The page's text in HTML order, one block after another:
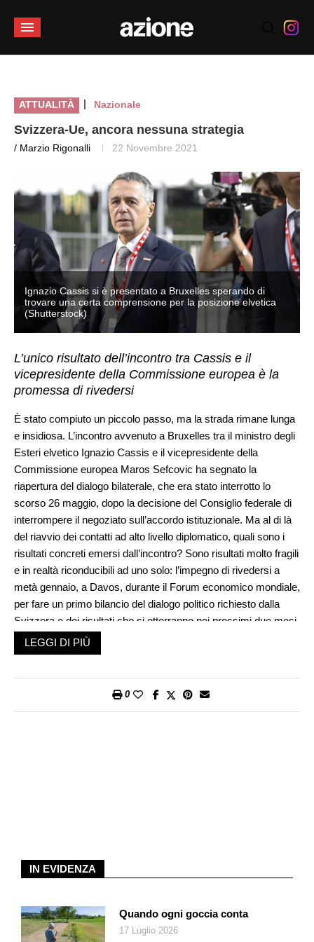
ATTUALITÀ | Nazionale
Svizzera-Ue, ancora nessuna strategia
/ Marzio Rigonalli 22 Novembre 2021
Ignazio Cassis si è presentato a Bruxelles sperando di
trovare una certa comprensione per la posizione elvetica
(Shutterstock)
L’unico risultato dell’incontro tra Cassis e il
vicepresidente della Commissione europea è la
promessa di rivedersi
È stato compiuto un piccolo passo, ma la strada rimane lunga
e insidiosa. L’incontro avvenuto a Bruxelles tra il ministro degli
Esteri elvetico Ignazio Cassis e il vicepresidente della
Commissione europea Maros Sefcovic ha segnato la
riapertura del dialogo bilaterale, che era stato interrotto lo
scorso 26 maggio, dopo la decisione del Consiglio federale di
interrompere il negoziato sull’accordo istituzionale. Ma al di là
del riavvio dei contatti ad alto livello diplomatico, quali sono i
risultati concreti emersi dall’incontro? Sono risultati molto fragili
e in realtà riconducibili ad uno solo: l’impegno di rivedersi a
metà gennaio, a Davos, durante il Forum economico mondiale,
per fare un primo bilancio del dialogo politico richiesto dalla
Svizzera e dei risultati che si otterranno nei prossimi due mesi.
Sefcovic ha espresso chiaramente la posizione della
strutturali che ostacolano la via bilaterale, come l’adozione del
Cassis si è presentato a Bruxelles sperando di trovare una
certa comprensione per la posizione elvetica. Ha portato con
buona volontà della Svizzera. Il primo è il miliardo di coesione
che il Parlamento federale ha liberato alla fine di settembre.
LEGGI DI PIÙ
0
IN EVIDENZA
Quando ogni goccia conta
17 Luglio 2026